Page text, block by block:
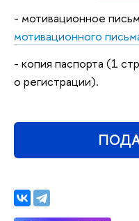
- мотивационное
мотивационного
- копия паспорта (1
о регистрации).